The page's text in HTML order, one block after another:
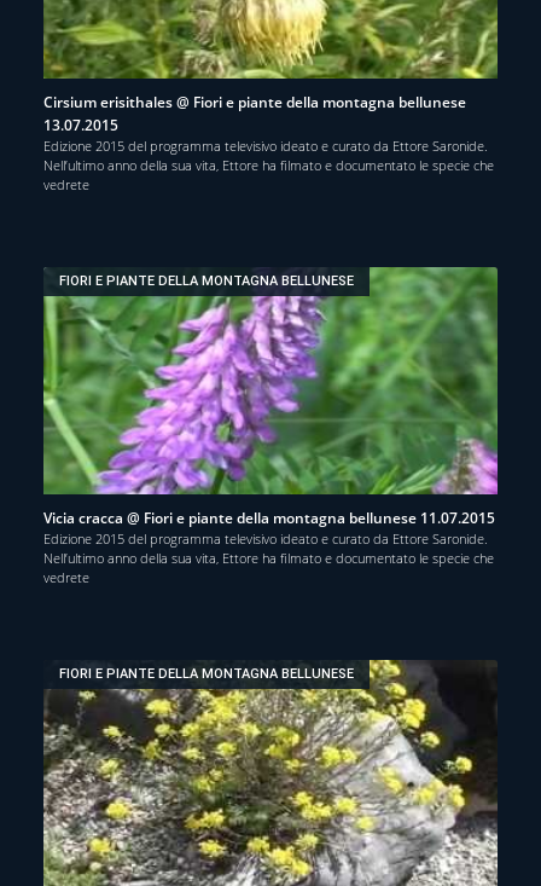
Cirsium erisithales @ Fiori e piante della montagna bellunese
13.07.2015
Edizione 2015 del programma televisivo ideato e curato da Ettore Saronide.
Nell’ultimo anno della sua vita, Ettore ha filmato e documentato le specie che
vedrete
FIORI E PIANTE DELLA MONTAGNA BELLUNESE
Vicia cracca @ Fiori e piante della montagna bellunese 11.07.2015
Edizione 2015 del programma televisivo ideato e curato da Ettore Saronide.
Nell’ultimo anno della sua vita, Ettore ha filmato e documentato le specie che
vedrete
FIORI E PIANTE DELLA MONTAGNA BELLUNESE